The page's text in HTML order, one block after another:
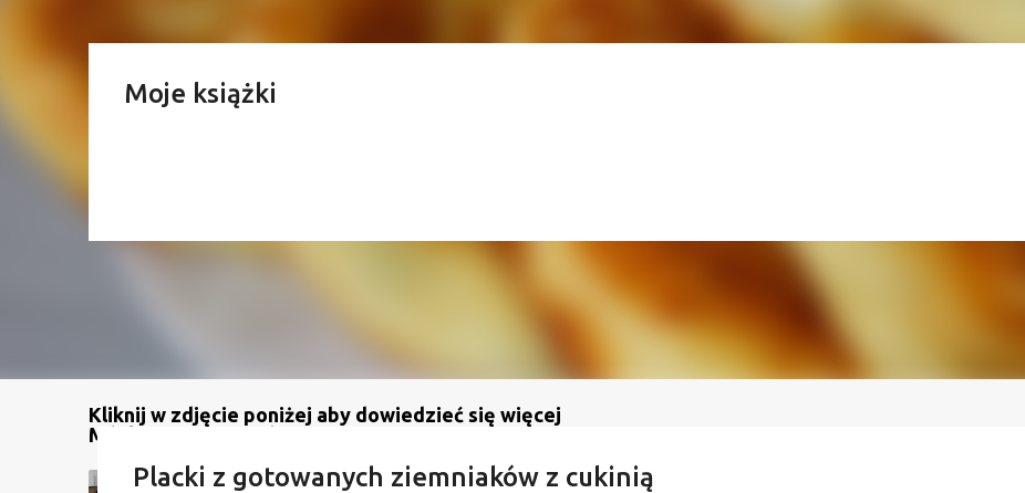
Kliknij w zdjęcie poniżej aby dowiedzieć się więcej
Moje książki
Mój kanał na YouTube
Placki z gotowanych ziemniaków z cukinią